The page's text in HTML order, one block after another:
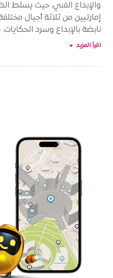
والإبداع الفني، حيث يسلط
إمارتيين من ثلاثة أجيال
نابضة بالإبداع وسرد
مجرد عمل فني، بل حوارٌ
العصري، يدعو معرض "ضيّ
اقرأ المزيد